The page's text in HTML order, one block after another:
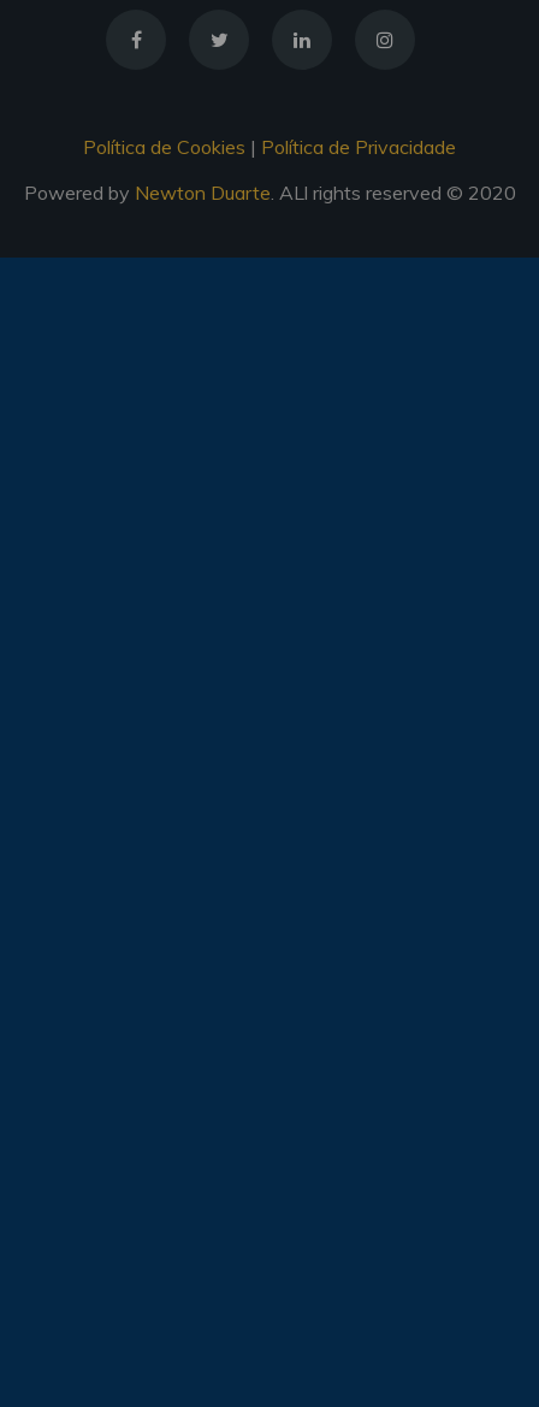
Política de Cookies | Política de Privacidade
Powered by Newton Duarte. ALl rights reserved © 2020